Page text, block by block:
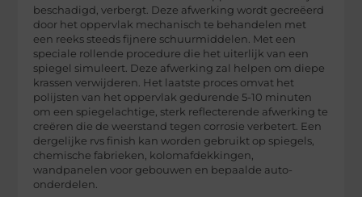
beschadigd, verbergt. Deze afwerking wordt gecreëerd
door het oppervlak mechanisch te behandelen met
een reeks steeds fijnere schuurmiddelen. Met een
speciale rollende procedure die het uiterlijk van een
spiegel simuleert. Deze afwerking zal helpen om diepe
krassen verwijderen. Het laatste proces omvat het
polijsten van het oppervlak gedurende 5-10 minuten
om een spiegelachtige, sterk reflecterende afwerking te
creëren die de weerstand tegen corrosie verbetert. Een
dergelijke rvs finish kan worden gebruikt op spiegels,
chemische fabrieken, kolomafdekkingen,
wandpanelen voor gebouwen en bepaalde auto-
onderdelen.